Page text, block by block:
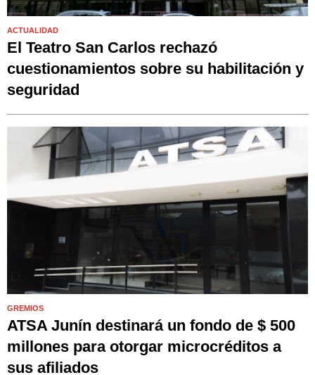
ACTUALIDAD
El Teatro San Carlos rechazó
cuestionamientos sobre su habilitación y
seguridad
GREMIOS
ATSA Junín destinará un fondo de $ 500
millones para otorgar microcréditos a
sus afiliados